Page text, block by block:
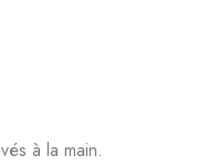
à la main.